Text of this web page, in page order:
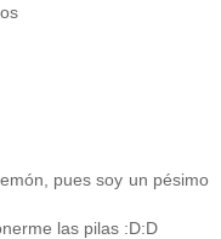
pues soy un pésimo
las pilas :D:D